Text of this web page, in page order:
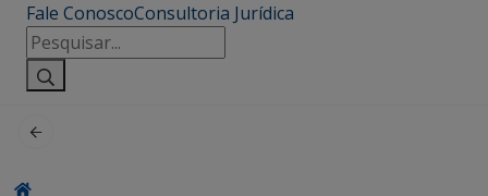
Fale ConoscoConsultoria Jurídica
Pesquisar
por: